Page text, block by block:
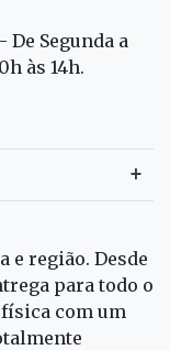
De Segunda a
às 14h.
e região. Desde
para todo o
com um